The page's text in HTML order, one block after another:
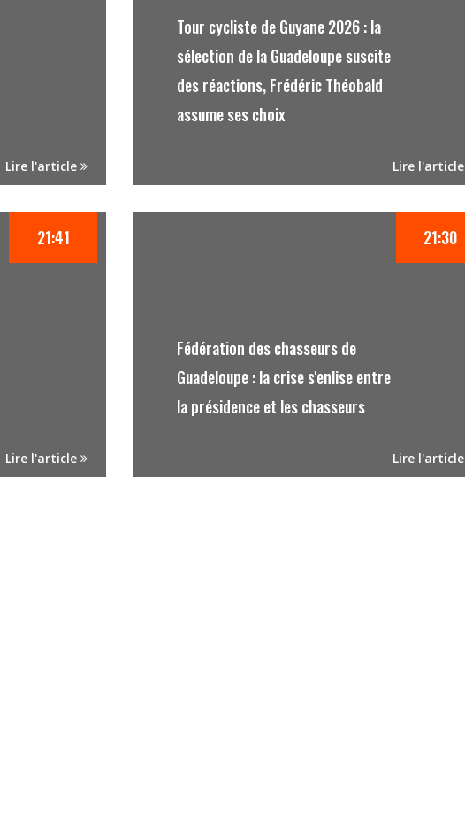
Lire l'article
Tour cycliste de Guyane 2026 : la
sélection de la Guadeloupe suscite
des réactions, Frédéric Théobald
assume ses choix
Lire l'article
21:41
Lire l'article
Fédération des chasseurs de
Guadeloupe : la crise s'enlise entre
la présidence et les chasseurs
21:30
Lire l'article